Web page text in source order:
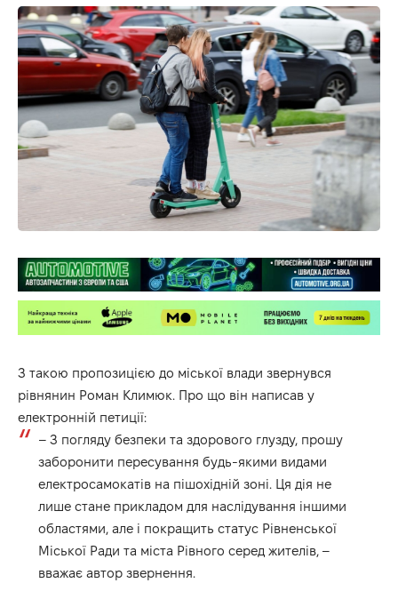
З такою пропозицією до міської влади звернувся
рівнянин Роман Климюк. Про що він написав у
електронній петиції:
– З погляду безпеки та здорового глузду, прошу
заборонити пересування будь-якими видами
електросамокатів на пішохідній зоні. Ця дія не
лише стане прикладом для наслідування іншими
областями, але і покращить статус Рівненської
Міської Ради та міста Рівного серед жителів, –
вважає автор звернення.